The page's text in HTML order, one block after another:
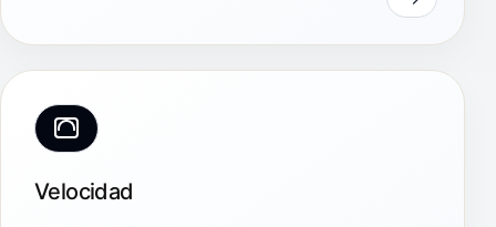
Velocidad